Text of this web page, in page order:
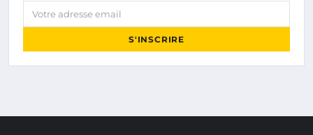
Votre adresse email
S'INSCRIRE